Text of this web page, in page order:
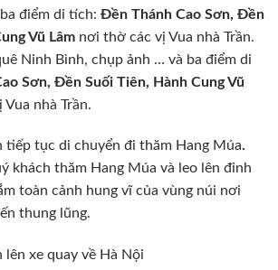
điểm di tích: Đền Thánh Cao Sơn, Đền
Vũ Lâm nơi thờ các vị Vua nhà Trần.
Ninh Bình, chụp ảnh … và ba điểm di
Sơn, Đền Suối Tiên, Hành Cung Vũ
nhà Trần.
tiếp tục di chuyển đi thăm Hang Múa.
khách thăm Hang Múa và leo lên đỉnh
toàn cảnh hung vĩ của vùng núi nơi
thung lũng.
lên xe quay về Hà Nội